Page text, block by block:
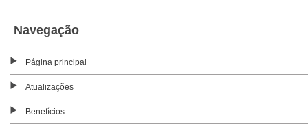
Navegação
Página principal
Atualizações
Benefícios